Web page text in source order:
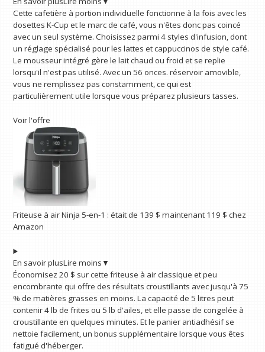
Cette cafetière à portion individuelle fonctionne à la fois avec les
dosettes K-Cup et le marc de café, vous n'êtes donc pas coincé
avec un seul système. Choisissez parmi 4 styles d'infusion, dont
un réglage spécialisé pour les lattes et cappuccinos de style café.
Le mousseur intégré gère le lait chaud ou froid et se replie
lorsqu'il n'est pas utilisé. Avec un 56 onces. réservoir amovible,
vous ne remplissez pas constamment, ce qui est
particulièrement utile lorsque vous préparez plusieurs tasses.
Voir l'offre
Friteuse à air Ninja 5-en-1 : était de 139 $ maintenant 119 $ chez
Amazon
En savoir plusLire moins▼
Économisez 20 $ sur cette friteuse à air classique et peu
encombrante qui offre des résultats croustillants avec jusqu'à 75
% de matières grasses en moins. La capacité de 5 litres peut
contenir 4 lb de frites ou 5 lb d'ailes, et elle passe de congelée à
croustillante en quelques minutes. Et le panier antiadhésif se
nettoie facilement, un bonus supplémentaire lorsque vous êtes
fatigué d'héberger.